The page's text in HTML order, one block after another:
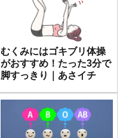
むくみにはゴキブリ体操
がおすすめ！たった3分で
脚すっきり｜あさイチ